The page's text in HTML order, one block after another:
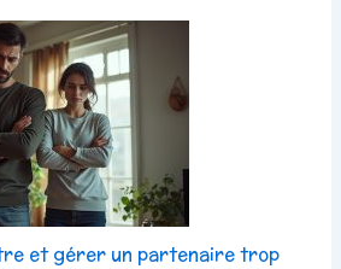
et gérer un partenaire trop